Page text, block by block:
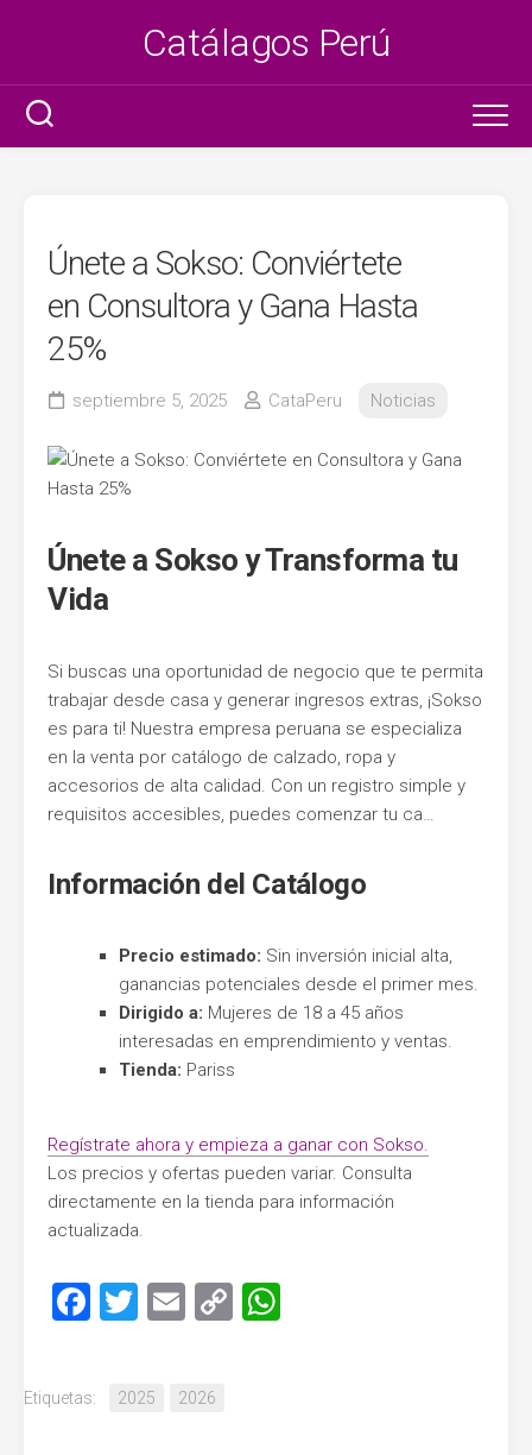
Catálagos Perú
Azaleia
Metro
Plaza Vea
Entel
Únete a Sokso: Conviértete
en Consultora y Gana Hasta
25%
septiembre 5, 2025 CataPeru Noticias
Únete a Sokso y Transforma tu
Vida
Si buscas una oportunidad de negocio que te permita
trabajar desde casa y generar ingresos extras, ¡Sokso
es para ti! Nuestra empresa peruana se especializa
en la venta por catálogo de calzado, ropa y
accesorios de alta calidad. Con un registro simple y
requisitos accesibles, puedes comenzar tu ca…
Información del Catálogo
Precio estimado: Sin inversión inicial alta,
ganancias potenciales desde el primer mes.
Dirigido a: Mujeres de 18 a 45 años
interesadas en emprendimiento y ventas.
Tienda: Pariss
Regístrate ahora y empieza a ganar con Sokso.
Los precios y ofertas pueden variar. Consulta
directamente en la tienda para información
actualizada.
Facebook
Twitter
Email
Copy
Etiquetas: 2025 2026